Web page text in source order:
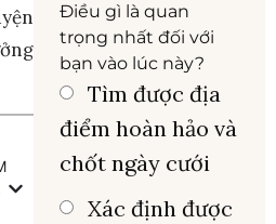
Điều gì là quan
trọng nhất đối với
bạn vào lúc này?
Tìm được địa
điểm hoàn hảo và
chốt ngày cưới
Xác định được